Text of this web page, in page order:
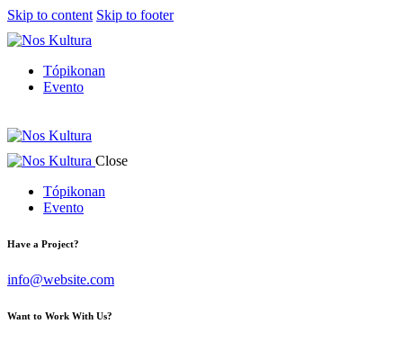
Skip to content Skip to footer
Tópikonan
Evento
Close
Tópikonan
Evento
Have a Project?
info@website.com
Want to Work With Us?